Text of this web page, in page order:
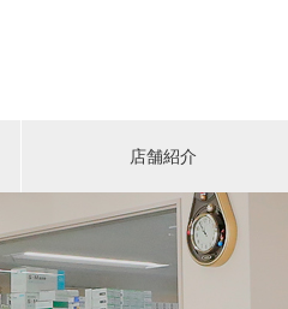
店舗紹介